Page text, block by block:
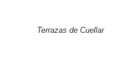
Terrazas de Cuellar